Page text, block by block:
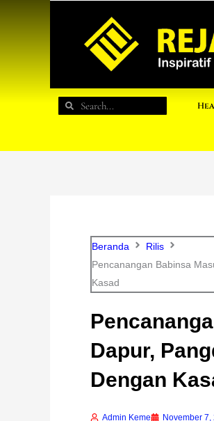
Search
Search
Beranda
Rilis
Pencanangan Babinsa
Kasad
Dapur,
Dengan
Admin Keme November 7,